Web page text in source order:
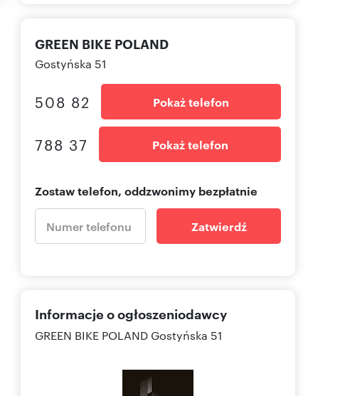
GREEN BIKE POLAND
Gostyńska 51
508 82 Pokaż telefon
788 37 Pokaż telefon
Zostaw telefon, oddzwonimy bezpłatnie
Zatwierdź
Informacje o ogłoszeniodawcy
GREEN BIKE POLAND Gostyńska 51